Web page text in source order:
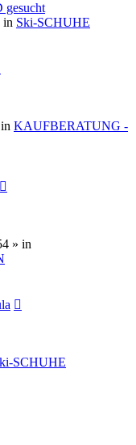
gesucht
in Ski-SCHUHE
KAUFBERATUNG -
» in
SCHUHE